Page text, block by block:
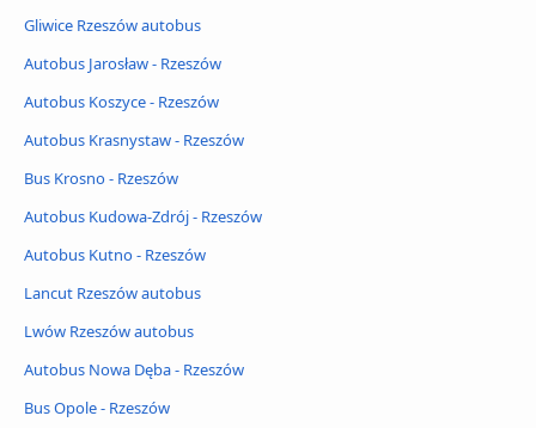
Gliwice Rzeszów autobus
Autobus Jarosław - Rzeszów
Autobus Koszyce - Rzeszów
Autobus Krasnystaw - Rzeszów
Bus Krosno - Rzeszów
Autobus Kudowa-Zdrój - Rzeszów
Autobus Kutno - Rzeszów
Lancut Rzeszów autobus
Lwów Rzeszów autobus
Autobus Nowa Dęba - Rzeszów
Bus Opole - Rzeszów